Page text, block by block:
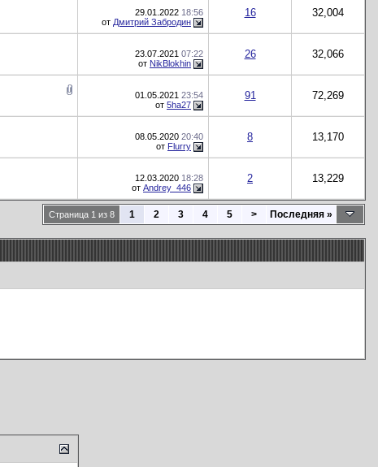
29.01.2022 18:56
от Дмитрий Забродин
16 32,004
23.07.2021 07:22
от NikBlokhin
26 32,066
01.05.2021 23:54
от 5ha27
91 72,269
08.05.2020 20:40
от Flurry
8 13,170
12.03.2020 18:28
от Andrey_446
2 13,229
Страница 1 из 8 1 2 3 4 5 > Последняя »